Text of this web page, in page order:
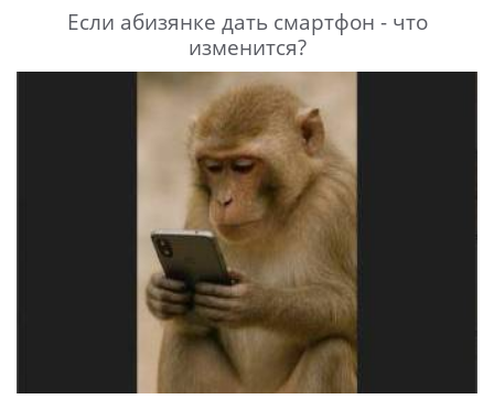
Если абизянке дать смартфон - что
изменится?